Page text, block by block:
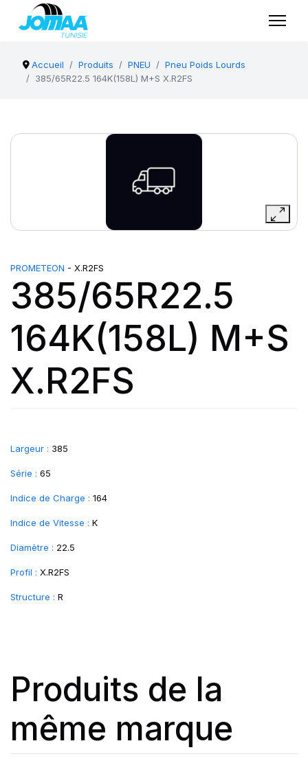
Accueil Produits PNEU
Pneu Poids Lourds
385/65R22.5 164K(158L) M+S X.R2FS
PROMETEON - X.R2FS
385/65R22.5
164K(158L) M+S
X.R2FS
Largeur : 385
Série : 65
Indice de Charge : 164
Indice de Vitesse : K
Diamètre : 22.5
Profil : X.R2FS
Structure : R
Produits de la
même marque